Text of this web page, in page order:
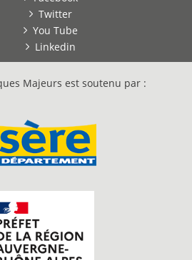
Twitter
You Tube
Linkedin
Majeurs est soutenu par :